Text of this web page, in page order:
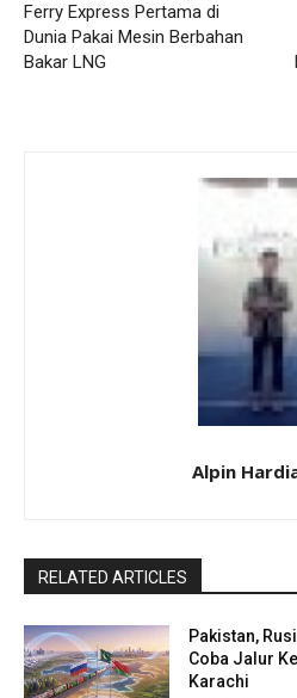
Ferry Express Pertama di
Dunia Pakai Mesin Berbahan
Bakar LNG
Alpin
RELATED ARTICLES
Pakistan,
Coba Jalur
Karachi